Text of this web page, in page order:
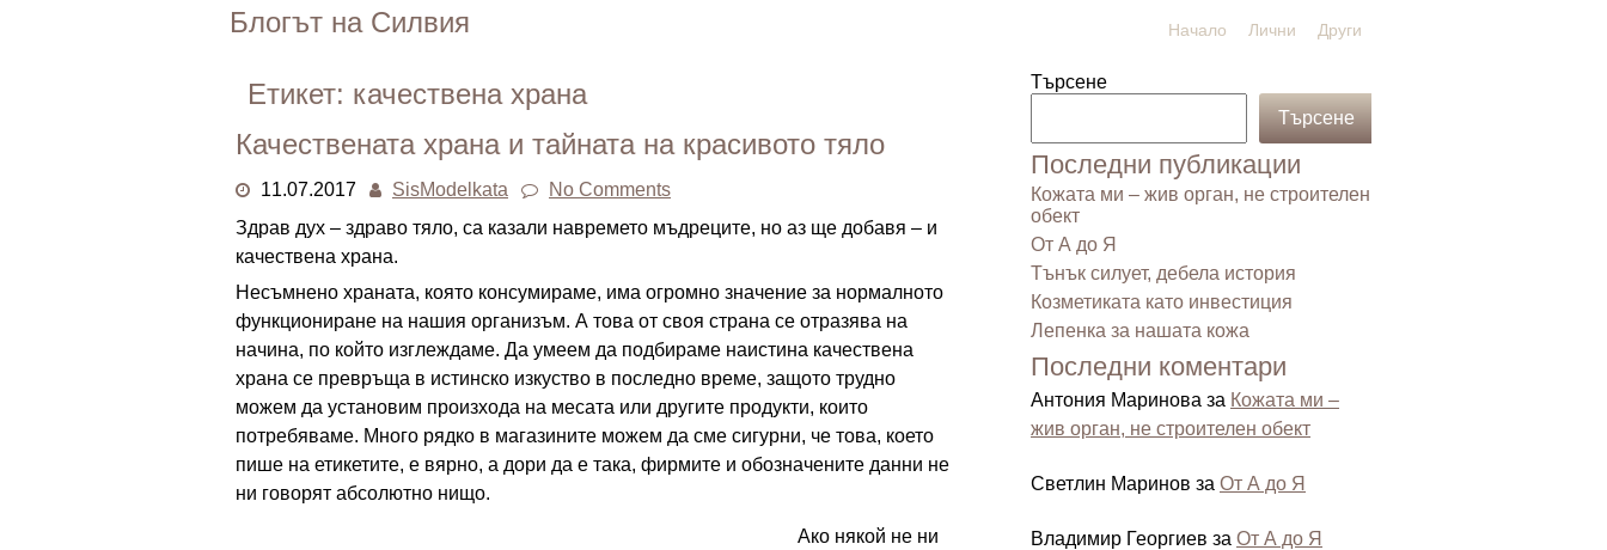
Блогът на Силвия Начало Лични Други
Етикет: качествена храна
Качествената храна и тайната на красивото тяло
11.07.2017 SisModelkata
No Comments
Здрав дух – здраво тяло, са казали навремето мъдреците, но аз ще добавя – и
качествена храна.
Несъмнено храната, която консумираме, има огромно значение за нормалното
функциониране на нашия организъм. А това от своя страна се отразява на
начина, по който изглеждаме. Да умеем да подбираме наистина качествена
храна се превръща в истинско изкуство в последно време, защото трудно
можем да установим произхода на месата или другите продукти, които
потребяваме. Много рядко в магазините можем да сме сигурни, че това, което
пише на етикетите, е вярно, а дори да е така, фирмите и обозначените данни не
ни говорят абсолютно нищо.
Ако някой не ни
Търсене
Търсене
Последни публикации
Кожата ми – жив орган, не строителен
обект
От А до Я
Тънък силует, дебела история
Козметиката като инвестиция
Лепенка за нашата кожа
Последни коментари
Антония Маринова за Кожата ми –
жив орган, не строителен обект
Светлин Маринов за От А до Я
Владимир Георгиев за От А до Я